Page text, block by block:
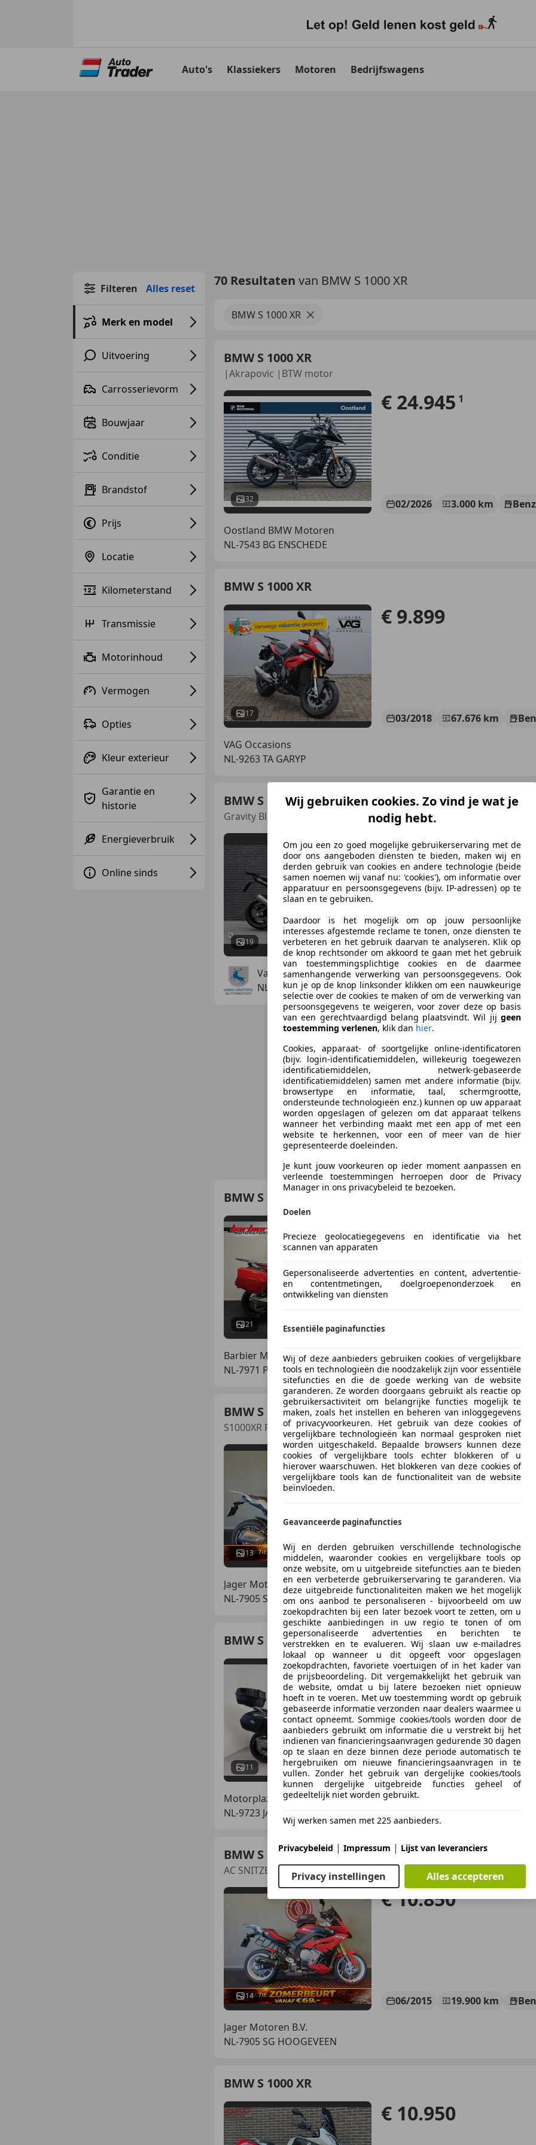
Auto's Klassiekers Motoren Bedrijfswagens
Filteren Alles reset
Merk en model
Uitvoering
Carrosserievorm
Bouwjaar
Conditie
Brandstof
Prijs
Locatie
Kilometerstand
Transmissie
Motorinhoud
Vermogen
Opties
Kleur exterieur
Garantie en
historie
Energieverbruik
Online sinds
70 Resultaten van BMW S 1000 XR
BMW S 1000 XR
BMW S 1000 XR
|Akrapovic |BTW motor
32
€ 24.945 1
02/2026 3.000 km
Oostland BMW Motoren
NL-7543 BG ENSCHEDE
BMW S 1000 XR
17
€ 9.899
03/2018 67.676 km
VAG Occasions
NL-9263 TA GARYP
BMW S 1000 XR
Gravity Blue / BOS
19
€ 23.9501
07/2025 3.966 km
Van Harten Automotive
NL-3727 AC RENSWOUDE
BMW S 1000 XR
21
€ 9.790
Barbier Motorsport
NL-7971 PA HAVELTE
BMW S 1000 XR
S1000XR FULL! AKRA
13
€ 10.450
08/2016 47.300 km -
Jager Motoren B.V.
NL-7905 SG HOOGEVEEN
BMW S 1000 XR
11
€ 10.490
07/2016 49.644 km
Motorplaza FME
NL-9723 JA GRONINGEN
BMW S 1000 XR
AC SNITZER TOP!
14
€ 10.850
06/2015 19.900 km
Jager Motoren B.V.
NL-7905 SG HOOGEVEEN
BMW S 1000 XR
€ 10.950
Wij gebruiken cookies. Zo vind je wat je
nodig hebt.
Om jou een zo goed mogelijke gebruikerservaring met de
door ons aangeboden diensten te bieden, maken wij en
derden gebruik van cookies en andere technologie (beide
samen noemen wij vanaf nu: 'cookies'), om informatie over
apparatuur en persoonsgegevens (bijv. IP-adressen) op te
slaan en te gebruiken.
Daardoor is het mogelijk om op jouw persoonlijke
interesses afgestemde reclame te tonen, onze diensten te
verbeteren en het gebruik daarvan te analyseren. Klik op
de knop rechtsonder om akkoord te gaan met het gebruik
van toestemmingsplichtige cookies en de daarmee
samenhangende verwerking van persoonsgegevens. Ook
kun je op de knop linksonder klikken om een nauwkeurige
selectie over de cookies te maken of om de verwerking van
persoonsgegevens te weigeren, voor zover deze op basis
van een gerechtvaardigd belang plaatsvindt. Wil jij geen
toestemming verlenen, klik dan hier.
Cookies, apparaat- of soortgelijke online-identificatoren
(bijv. login-identificatiemiddelen, willekeurig toegewezen
identificatiemiddelen, netwerk-gebaseerde
identificatiemiddelen) samen met andere informatie (bijv.
browsertype en informatie, taal, schermgrootte,
ondersteunde technologieën enz.) kunnen op uw apparaat
worden opgeslagen of gelezen om dat apparaat telkens
wanneer het verbinding maakt met een app of met een
website te herkennen, voor een of meer van de hier
gepresenteerde doeleinden.
Je kunt jouw voorkeuren op ieder moment aanpassen en
verleende toestemmingen herroepen door de Privacy
Manager in ons privacybeleid te bezoeken.
Doelen
Precieze geolocatiegegevens en identificatie via het
scannen van apparaten
Gepersonaliseerde advertenties en content, advertentie-
en contentmetingen, doelgroepenonderzoek en
ontwikkeling van diensten
Essentiële paginafuncties
Wij of deze aanbieders gebruiken cookies of vergelijkbare
tools en technologieën die noodzakelijk zijn voor essentiële
sitefuncties en die de goede werking van de website
garanderen. Ze worden doorgaans gebruikt als reactie op
gebruikersactiviteit om belangrijke functies mogelijk te
maken, zoals het instellen en beheren van inloggegevens
of privacyvoorkeuren. Het gebruik van deze cookies of
vergelijkbare technologieën kan normaal gesproken niet
worden uitgeschakeld. Bepaalde browsers kunnen deze
cookies of vergelijkbare tools echter blokkeren of u
hierover waarschuwen. Het blokkeren van deze cookies of
vergelijkbare tools kan de functionaliteit van de website
beïnvloeden.
Geavanceerde paginafuncties
Wij en derden gebruiken verschillende technologische
middelen, waaronder cookies en vergelijkbare tools op
onze website, om u uitgebreide sitefuncties aan te bieden
en een verbeterde gebruikerservaring te garanderen. Via
deze uitgebreide functionaliteiten maken we het mogelijk
om ons aanbod te personaliseren - bijvoorbeeld om uw
zoekopdrachten bij een later bezoek voort te zetten, om u
geschikte aanbiedingen in uw regio te tonen of om
gepersonaliseerde advertenties en berichten te
verstrekken en te evalueren. Wij slaan uw e-mailadres
lokaal op wanneer u dit opgeeft voor opgeslagen
zoekopdrachten, favoriete voertuigen of in het kader van
de prijsbeoordeling. Dit vergemakkelijkt het gebruik van
de website, omdat u bij latere bezoeken niet opnieuw
hoeft in te voeren. Met uw toestemming wordt op gebruik
gebaseerde informatie verzonden naar dealers waarmee u
contact opneemt. Sommige cookies/tools worden door de
aanbieders gebruikt om informatie die u verstrekt bij het
indienen van financieringsaanvragen gedurende 30 dagen
op te slaan en deze binnen deze periode automatisch te
hergebruiken om nieuwe financieringsaanvragen in te
vullen. Zonder het gebruik van dergelijke cookies/tools
kunnen dergelijke uitgebreide functies geheel of
gedeeltelijk niet worden gebruikt.
Wij werken samen met 225 aanbieders.
Privacybeleid | Impressum | Lijst van leveranciers
Privacy instellingen Alles accepteren